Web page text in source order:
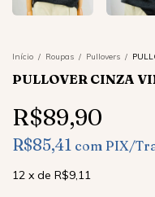
Início / Roupas / Pullovers /
PULLOVER CINZA
R$89,90
R$85,41 com PIX/
12 x de R$9,11